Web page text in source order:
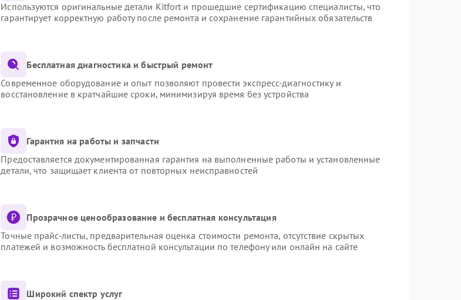
Используются оригинальные детали Kitfort и прошедшие сертификацию специалисты, что
гарантирует корректную работу после ремонта и сохранение гарантийных обязательств
Бесплатная диагностика и быстрый ремонт
Современное оборудование и опыт позволяют провести экспресс-диагностику и
восстановление в кратчайшие сроки, минимизируя время без устройства
Гарантия на работы и запчасти
Предоставляется документированная гарантия на выполненные работы и установленные
детали, что защищает клиента от повторных неисправностей
Прозрачное ценообразование и бесплатная консультация
Точные прайс-листы, предварительная оценка стоимости ремонта, отсутствие скрытых
платежей и возможность бесплатной консультации по телефону или онлайн на сайте
Широкий спектр услуг